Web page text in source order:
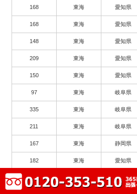
168 東海 愛知県
168 東海 愛知県
148 東海 愛知県
209 東海 愛知県
150 東海 愛知県
97 東海 岐阜県
335 東海 岐阜県
211 東海 岐阜県
167 東海 静岡県
182 東海 愛知県
263 東海 愛知県